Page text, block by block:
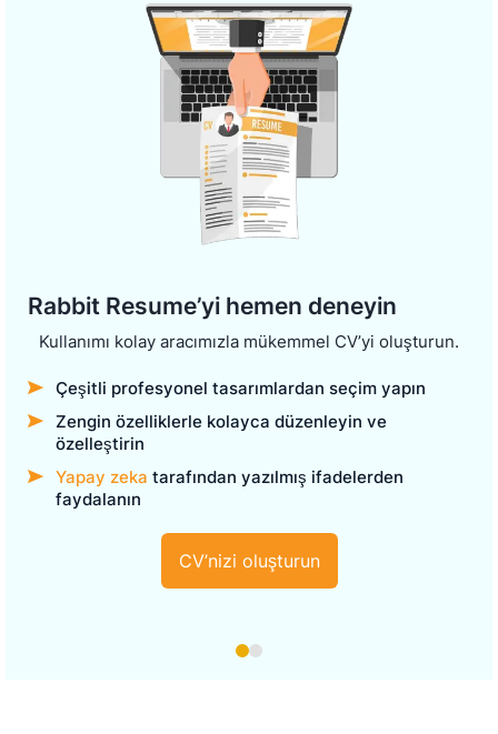
Rabbit Resume’yi hemen deneyin
Kullanımı kolay aracımızla mükemmel CV’yi oluşturun.
Çeşitli profesyonel tasarımlardan seçim yapın
Zengin özelliklerle kolayca düzenleyin ve
özelleştirin
Yapay zeka tarafından yazılmış ifadelerden
faydalanın
CV’nizi oluşturun